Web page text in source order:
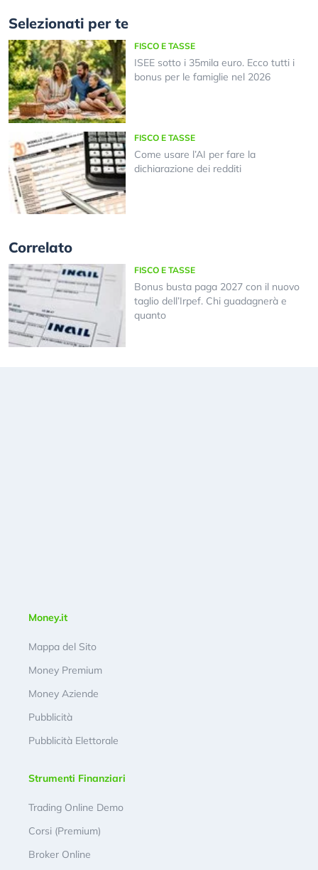
Selezionati per te
FISCO E TASSE
ISEE sotto i 35mila euro. Ecco tutti i
bonus per le famiglie nel 2026
FISCO E TASSE
Come usare l’AI per fare la
dichiarazione dei redditi
Correlato
FISCO E TASSE
Bonus busta paga 2027 con il nuovo
taglio dell’Irpef. Chi guadagnerà e
quanto
Money.it
Mappa del Sito
Money Premium
Money Aziende
Pubblicità
Pubblicità Elettorale
Strumenti Finanziari
Trading Online Demo
Corsi (Premium)
Broker Online